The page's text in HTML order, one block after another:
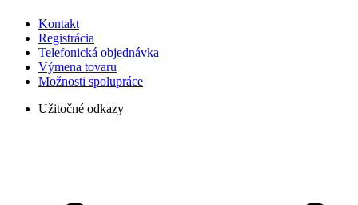
Kontakt
Registrácia
Telefonická objednávka
Výmena tovaru
Možnosti spolupráce
Užitočné odkazy